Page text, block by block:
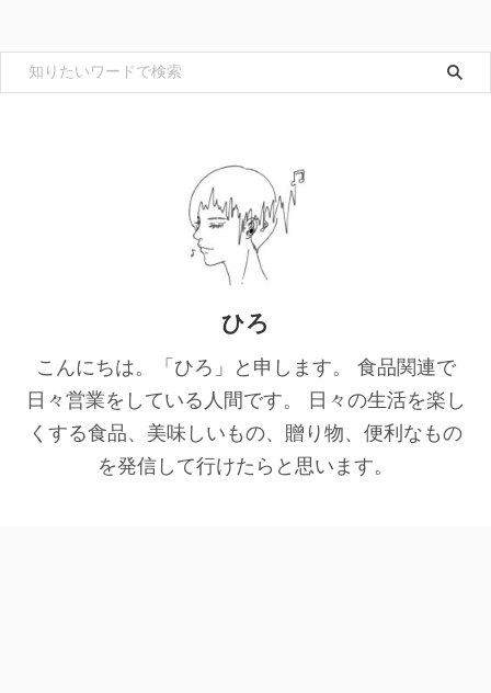
ひろ
こんにちは。「ひろ」と申します。 食品関連で
日々営業をしている人間です。 日々の生活を楽し
くする食品、美味しいもの、贈り物、便利なもの
を発信して行けたらと思います。